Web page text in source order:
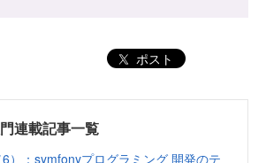
ポスト
連載記事一覧
）：symfonyプログラミング 開発のテ